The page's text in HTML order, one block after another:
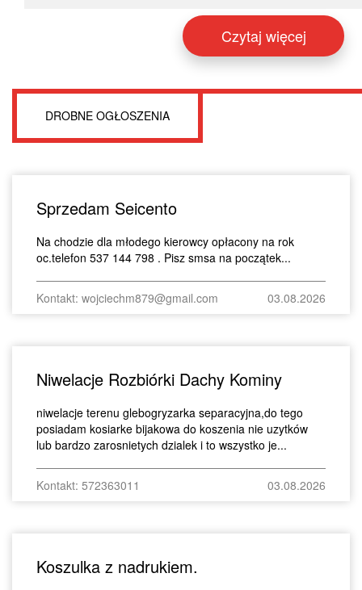
Czytaj więcej
DROBNE OGŁOSZENIA
Sprzedam Seicento
Na chodzie dla młodego kierowcy opłacony na rok
oc.telefon 537 144 798 . Pisz smsa na początek...
Kontakt: wojciechm879@gmail.com 03.08.2026
Niwelacje Rozbiórki Dachy Kominy
niwelacje terenu glebogryzarka separacyjna,do tego
posiadam kosiarke bijakowa do koszenia nie uzytków
lub bardzo zarosnietych dzialek i to wszystko je...
Kontakt: 572363011 03.08.2026
Koszulka z nadrukiem.